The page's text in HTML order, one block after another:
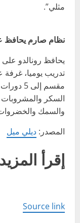
مثلي”.
نظام صارم يحافظ
تدريب يوميا، غرفة
السكر والمشروبات
والسمك
المصدر: ديلي ميل
إقرأ المزيد
Source link